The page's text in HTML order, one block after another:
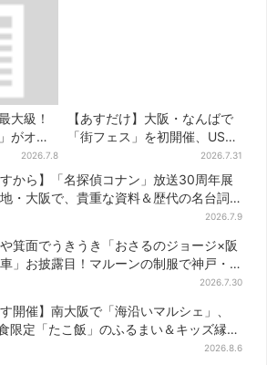
大級！
がオー
無料の屋
2026.7.8
【あすだけ】大阪・なんばで
「街フェス」を初開催、USJ
ステージ＆豪華ゲストのトー
クショーも！参加無料で
2026.7.31
すから】「名探偵コナン」放送30周年展
・大阪で、貴重な資料＆歴代の名台詞
2026.7.9
箕面でうきうき「おさるのジョージ×阪
」お披露目！マルーンの制服で神戸・
2026.7.30
す開催】南大阪で「海沿いマルシェ」、
限定「たこ飯」のふるまい＆キッズ縁日
2026.8.6